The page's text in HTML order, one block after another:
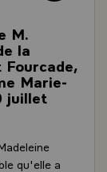
M.
la
Fourcade,
Marie-
juillet
qu'elle a